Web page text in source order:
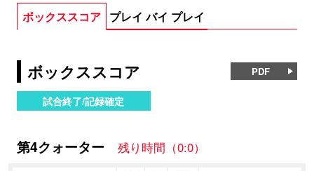
ボックススコア プレイ バイ プレイ
ボックススコア PDF
試合終了/記録確定
第4クォーター 残り時間（0:0）